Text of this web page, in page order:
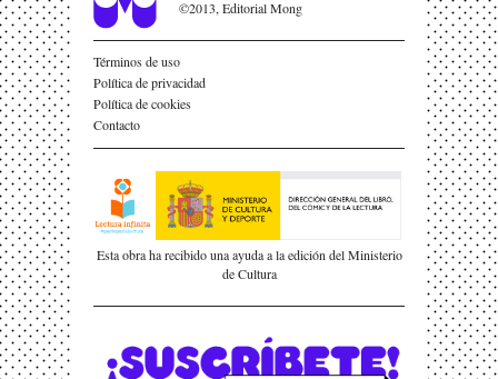
©2013, Editorial Mong
Términos de uso
Política de privacidad
Política de cookies
Contacto
Esta obra ha recibido una ayuda a la edición del Ministerio
de Cultura